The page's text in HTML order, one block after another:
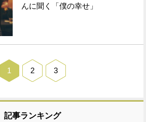
んに聞く「僕の幸せ」
1 2 3
記事ランキング